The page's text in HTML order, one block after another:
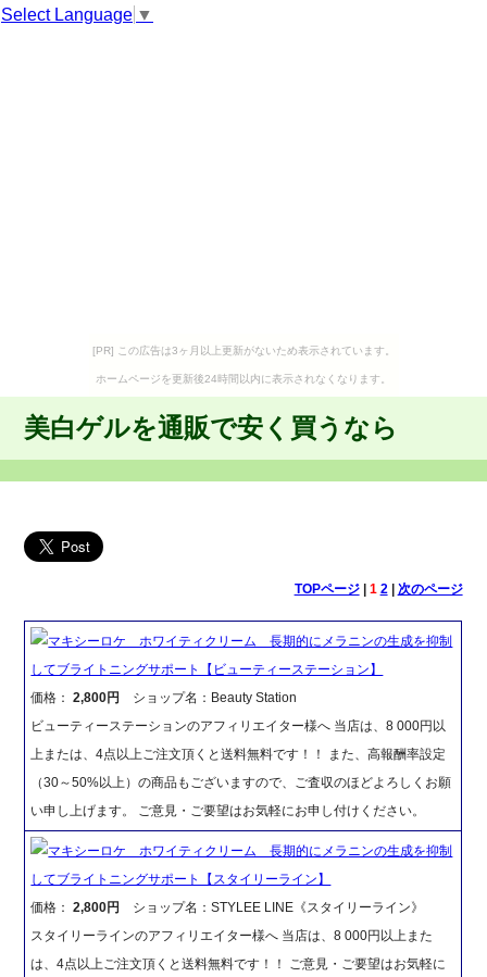
Select Language ▼
[PR] この広告は3ヶ月以上更新がないため表示されています。
ホームページを更新後24時間以内に表示されなくなります。
美白ゲルを通販で安く買うなら
TOPページ| 1 2| 次のページ
マキシーロケ ホワイティクリーム 長期的にメラニンの生成を抑制
してブライトニングサポート【ビューティーステーション】
価格：2,800円
ショップ名：Beauty Station
ビューティーステーションのアフィリエイター様へ 当店は、8 000円以
上または、4点以上ご注文頂くと送料無料です！！ また、高報酬率設定
（30～50%以上）の商品もございますので、ご査収のほどよろしくお願
い申し上げます。 ご意見・ご要望はお気軽にお申し付けください。
マキシーロケ ホワイティクリーム 長期的にメラニンの生成を抑制
してブライトニングサポート【スタイリーライン】
価格：2,800円
ショップ名：STYLEE LINE《スタイリーライン》
スタイリーラインのアフィリエイター様へ 当店は、8 000円以上また
は、4点以上ご注文頂くと送料無料です！！ ご意見・ご要望はお気軽に